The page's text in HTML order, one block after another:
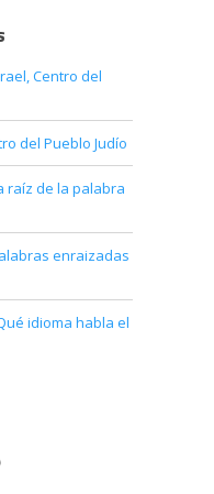
Centro del
del Pueblo Judío
raíz de la palabra
enraizadas
idioma habla el